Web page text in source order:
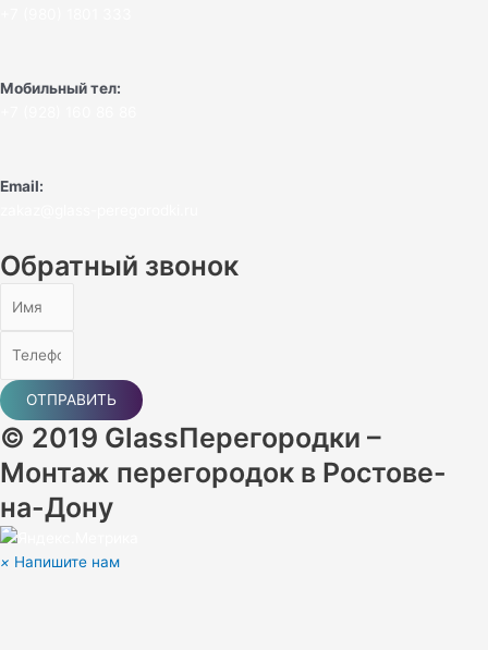
Мобильный тел:
Email:
Обратный звонок
ОТПРАВИТЬ
© 2019 GlassПерегородки –
Монтаж перегородок в Ростове-
на-Дону
× Напишите нам